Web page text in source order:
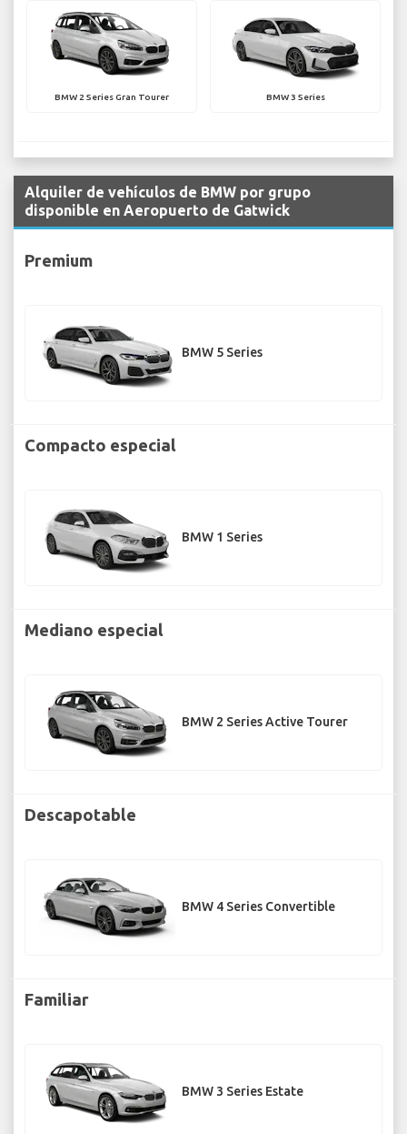
BMW 2 Series Gran Tourer BMW 3 Series
Alquiler de vehículos de BMW por grupo
disponible en Aeropuerto de Gatwick
Premium
BMW 5 Series
Compacto especial
BMW 1 Series
Mediano especial
BMW 2 Series Active Tourer
Descapotable
BMW 4 Series Convertible
Familiar
BMW 3 Series Estate